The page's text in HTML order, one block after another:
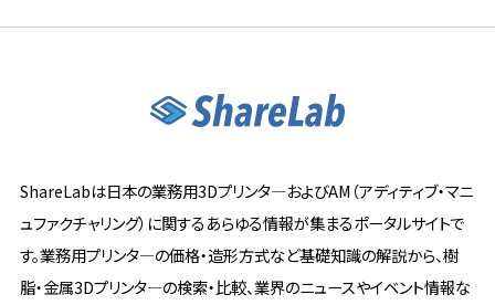
ShareLabは日本の業務用3Dプリンタ―およびAM（アディティブ・マニ
ュファクチャリング）に関するあらゆる情報が集まるポータルサイトで
す。業務用プリンタ―の価格・造形方式など基礎知識の解説から、樹
脂・金属3Dプリンタ―の検索・比較、業界のニュースやイベント情報な